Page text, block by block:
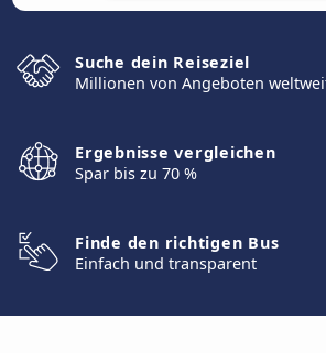
Suche dein Reiseziel
Millionen von Angeboten
Ergebnisse vergleichen
Spar bis zu 70 %
Finde den richtigen Bus
Einfach und transparent